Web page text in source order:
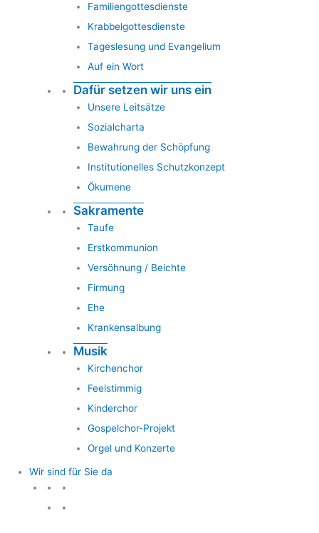
Familiengottesdienste
Krabbelgottesdienste
Tageslesung und Evangelium
Auf ein Wort
Dafür setzen wir uns ein
Unsere Leitsätze
Sozialcharta
Bewahrung der Schöpfung
Institutionelles Schutzkonzept
Ökumene
Sakramente
Taufe
Erstkommunion
Versöhnung / Beichte
Firmung
Ehe
Krankensalbung
Musik
Kirchenchor
Feelstimmig
Kinderchor
Gospelchor-Projekt
Orgel und Konzerte
Wir sind für Sie da